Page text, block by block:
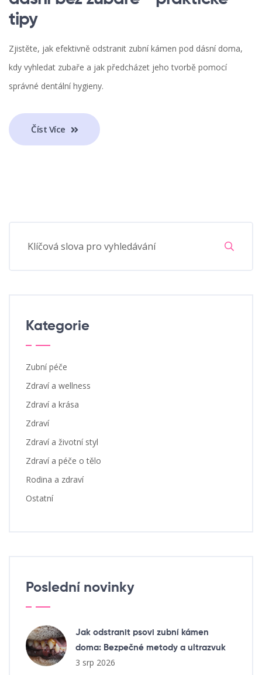
tipy
Zjistěte, jak efektivně odstranit zubní kámen pod dásní doma,
kdy vyhledat zubaře a jak předcházet jeho tvorbě pomocí
správné dentální hygieny.
Číst Více
Kategorie
Zubní péče
Zdraví a wellness
Zdraví a krása
Zdraví
Zdraví a životní styl
Zdraví a péče o tělo
Rodina a zdraví
Ostatní
Poslední novinky
Jak odstranit psovi zubní kámen
doma: Bezpečné metody a ultrazvuk
3 srp 2026